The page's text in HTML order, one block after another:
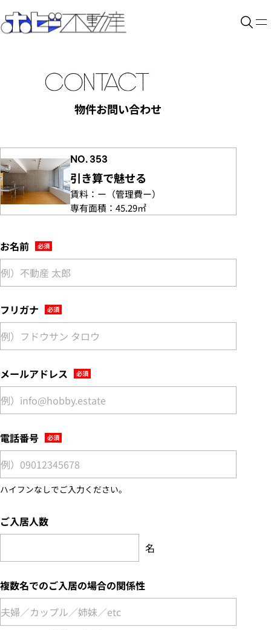
物件お問い合わせ
NO. 353
引き算で魅せる
賃料： ー （管理費ー）
専有面積： 45.29㎡
お名前
フリガナ
メールアドレス
電話番号
ハイフンなしでご入力ください。
ご入居人数
名
複数名でのご入居の場合の関係性